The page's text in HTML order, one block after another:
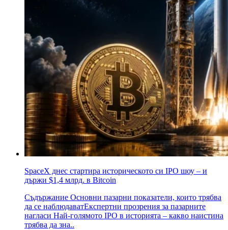
SpaceX днес стартира историческото си IPO шоу – и
държи $1,4 млрд. в Bitcoin
Съдържание Основни пазарни показатели, които трябва
да се наблюдаватЕкспертни прозрения за пазарните
нагласи Най-голямото IPO в историята – какво наистина
трябва да зна..